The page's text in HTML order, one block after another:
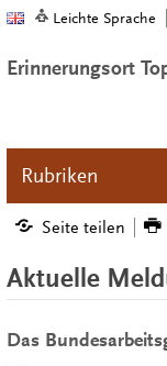
Leichte Sprache
Erinnerungsort
Rubriken
Seite teilen
Aktuelle
Das